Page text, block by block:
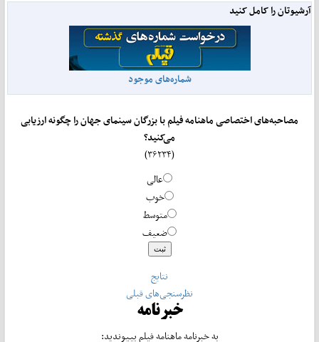
آرشیوتان را کامل کنید
شماره‌های موجود
مصاحبه‌های اختصاصی ماهنامه فیلم با بزرگان سینمای جهان را چگونه ارزیابی
می‌کنید؟
عالی
خوب
متوسط
ضعیف
نتایج
نظرسنجی‌های قبلی
خبرنامه
به خبرنامه ماهنامه فیلم بپیوندید: